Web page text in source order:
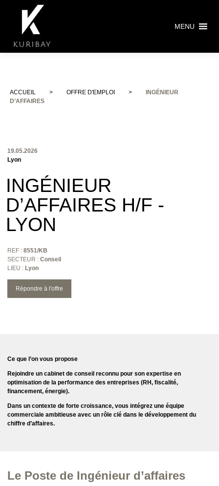
MENU
ACCUEIL > OFFRE D'EMPLOI >
INGÉNIEUR
D’AFFAIRES
19.05.2026
Lyon
INGÉNIEUR
D’AFFAIRES H/F -
LYON
REF : 8551/KB
SECTEUR : Conseil
LIEU : Lyon
Répondre à l'offre
Ce que l’on vous propose
Rejoindre un cabinet de conseil reconnu pour son expertise en
optimisation de la performance des entreprises (RH, fiscalité,
financement, énergie).
Dans un contexte de forte croissance, vous intégrez une équipe
commerciale ambitieuse avec un rôle clé dans le développement du
chiffre d’affaires.
Le Poste de Ingénieur d’affaires